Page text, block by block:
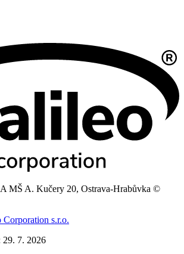
MŠ A. Kučery 20, Ostrava-Hrabůvka ©
Corporation s.r.o.
29. 7. 2026